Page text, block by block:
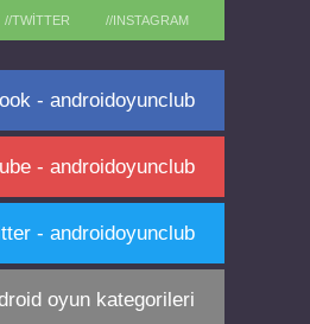
//TWITTER //INSTAGRAM
- androidoyunclub
- androidoyunclub
- androidoyunclub
oyun kategorileri